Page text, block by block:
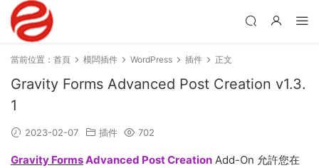
當前位置： 首頁 模闆插件 WordPress 插件 正文
Gravity Forms Advanced Post Creation v1.3.
1
2023-02-07 插件 702
Gravity FormsAdvanced Post Creation Add-On 允許您在